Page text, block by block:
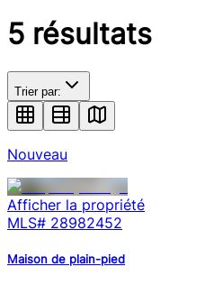
5 résultats
Trier par:
Nouveau
Afficher la propriété
MLS# 28982452
Maison de plain-pied